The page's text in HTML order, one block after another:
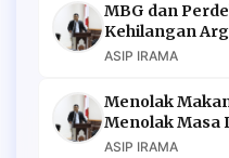
MBG dan
Kehilangan
ASIP IRAMA
Menolak
Menolak Masa
ASIP IRAMA